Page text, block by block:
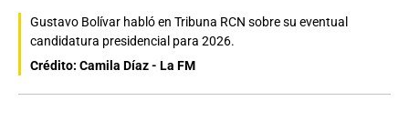
Gustavo Bolívar habló en Tribuna RCN sobre su eventual
candidatura presidencial para 2026.
Crédito: Camila Díaz - La FM